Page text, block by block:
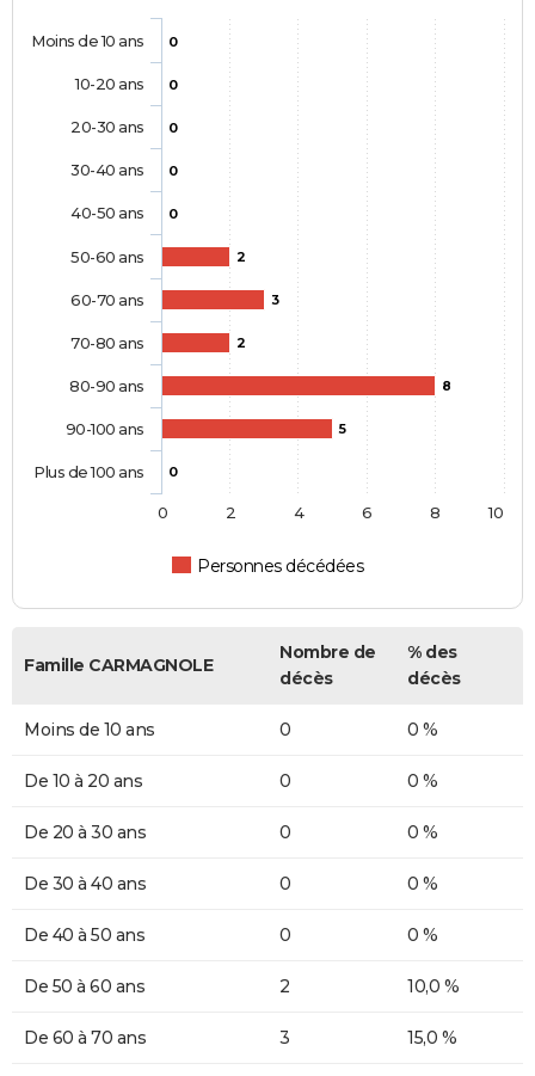
0
0
0
0
0
2
3
2
8
5
0
Personnes décédées
Moins de 10 ans
10-20 ans
20-30 ans
30-40 ans
40-50 ans
50-60 ans
60-70 ans
70-80 ans
80-90 ans
90-100 ans
Plus de 100 ans
0 2 4 6 8 10
Famille CARMAGNOLE
Nombre de
décès
% des
décès
Moins de 10 ans 0 0 %
De 10 à 20 ans 0 0 %
De 20 à 30 ans 0 0 %
De 30 à 40 ans 0 0 %
De 40 à 50 ans 0 0 %
De 50 à 60 ans 2 10,0 %
De 60 à 70 ans 3 15,0 %